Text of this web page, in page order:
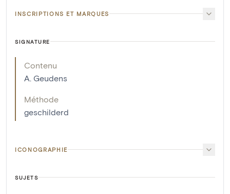
INSCRIPTIONS ET MARQUES
SIGNATURE
Contenu
A. Geudens
Méthode
geschilderd
ICONOGRAPHIE
SUJETS